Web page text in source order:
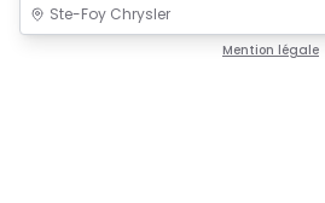
Ste-Foy Chrysler
Mention légale